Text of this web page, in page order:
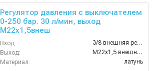
Регулятор давления с выключателем
0-250 бар. 30 л/мин, выход
M22х1,5внеш
Вход:
3/8 внешняя резьба
Выход:
M22х1,5 внешняя резьба
Материал:
латунь